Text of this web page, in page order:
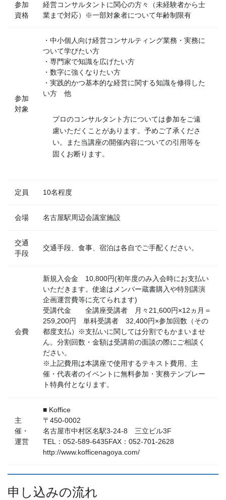
参加
資格
経営コンサルタントに関心の方々（未経験者から士
業まで対応）※一部対象者について年齢制限有
参加
対象
・中小個人向け経営コンサルティング業務・実務に
ついて学びたい方
・専門家で知識を広げたい方
・数字に強くなりたい方
・実践的かつ基本的な経営に関する知識を修得した
い方 他
プロのコンサルタント方については参加をご遠
慮いただくことがあります。予めご了承くださ
い。また当講座の開催内容についての引用等を
固くお断ります。
定員 10名程度
会場 名古屋駅周辺会議室施設
交通
手段
交通手段、食事、宿泊は各自でご手配ください。
会費
新規入会金 10,800円(初年度のみ入会時にお支払い
いただきます。使途はメンバー蔵書購入や特別講演
企画運営費等に充てられます)
受講代金 全講座受講者 月々21,600円×12ヵ月＝
259,200円 単科受講者 32,400円×参加回数（その
都度支払）※支払いに関しては分割でもかまいませ
ん。分割回数・金額は受講前の面談の際にご相談く
ださい。
※上記費用は本講座で使用するテキスト費用、主
催・代表者のイベントに無料参加・実務テンプレー
ト特典付となります。
主
催・
運営
■ Koffice
〒450-0002
名古屋市中村区名駅3-24-8 三立ビル3F
TEL：052-589-6435 FAX：052-701-2628
http://www.kofficenagoya.com/
申し込みの流れ